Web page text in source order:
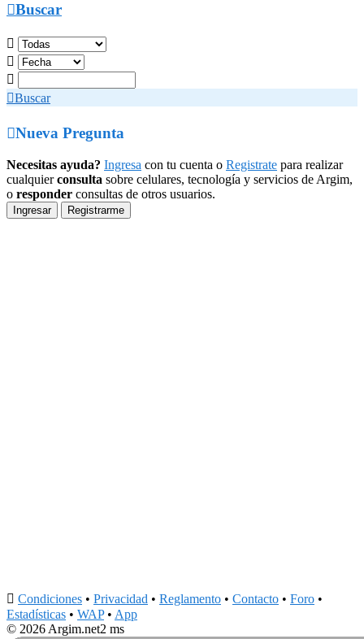
Buscar



Buscar
Nueva Pregunta
Necesitas ayuda? Ingresa con tu cuenta o Registrate para realizar
cualquierconsulta sobre celulares, tecnología y servicios de Argim,
o responder consultas de otros usuarios.
Ingresar Registrarme
 Condiciones • Privacidad • Reglamento • Contacto • Foro •
Estadísticas • WAP• App
© 2026 Argim.net2 ms